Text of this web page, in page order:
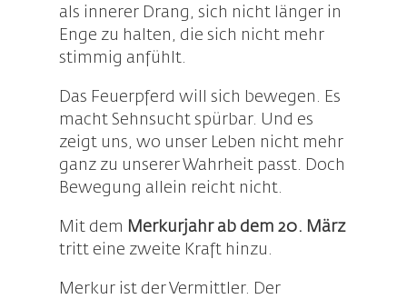
als innerer Drang, sich nicht länger in
Enge zu halten, die sich nicht mehr
stimmig anfühlt.
Das Feuerpferd will sich bewegen. Es
macht Sehnsucht spürbar. Und es
zeigt uns, wo unser Leben nicht mehr
ganz zu unserer Wahrheit passt. Doch
Bewegung allein reicht nicht.
Mit dem Merkurjahr ab dem 20. März
tritt eine zweite Kraft hinzu.
Merkur ist der Vermittler. Der